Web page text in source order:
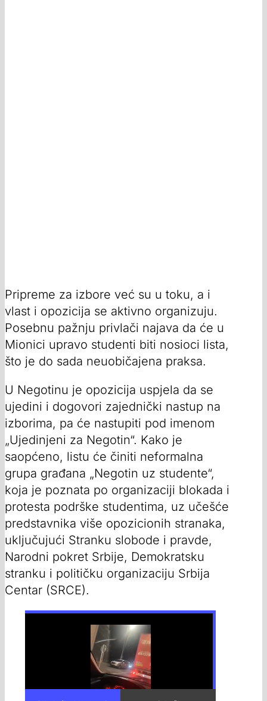
Pripreme za izbore već su u toku, a i
vlast i opozicija se aktivno organizuju.
Posebnu pažnju privlači najava da će u
Mionici upravo studenti biti nosioci lista,
što je do sada neuobičajena praksa.
U Negotinu je opozicija uspjela da se
ujedini i dogovori zajednički nastup na
izborima, pa će nastupiti pod imenom
„Ujedinjeni za Negotin“. Kako je
saopćeno, listu će činiti neformalna
grupa građana „Negotin uz studente“,
koja je poznata po organizaciji blokada i
protesta podrške studentima, uz učešće
predstavnika više opozicionih stranaka,
uključujući Stranku slobode i pravde,
Narodni pokret Srbije, Demokratsku
stranku i političku organizaciju Srbija
Centar (SRCE).